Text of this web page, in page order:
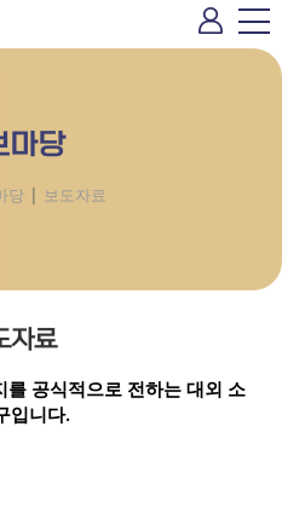
마당
당 | 보도자료
자료
공식적으로 전하는 대외 소
입니다.